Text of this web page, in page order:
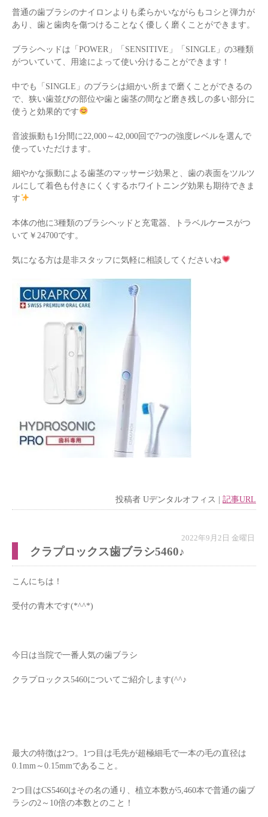
普通の歯ブラシのナイロンよりも柔らかいながらもコシと弾力が
あり、歯と歯肉を傷つけることなく優しく磨くことができます。
ブラシヘッドは「POWER」「SENSITIVE」「SINGLE」の3種類
がついていて、用途によって使い分けることができます！
中でも「SINGLE」のブラシは細かい所まで磨くことができるの
で、狭い歯並びの部位や歯と歯茎の間など磨き残しの多い部分に
使うと効果的です
音波振動も1分間に22,000～42,000回で7つの強度レベルを選んで
使っていただけます。
細やかな振動による歯茎のマッサージ効果と、歯の表面をツルツ
ルにして着色も付きにくくするホワイトニング効果も期待できま
す
本体の他に3種類のブラシヘッドと充電器、トラベルケースがつ
いて￥24700です。
気になる方は是非スタッフに気軽に相談してくださいね
投稿者 Uデンタルオフィス | 記事URL
2022年9月2日 金曜日
クラプロックス歯ブラシ5460♪
こんにちは！
受付の青木です(*^^*)
今日は当院で一番人気の歯ブラシ
クラプロックス5460についてご紹介します(^^♪
最大の特徴は2つ。1つ目は毛先が超極細毛で一本の毛の直径は
0.1mm～0.15mmであること。
2つ目はCS5460はその名の通り、植立本数が5,460本で普通の歯ブ
ラシの2～10倍の本数とのこと！